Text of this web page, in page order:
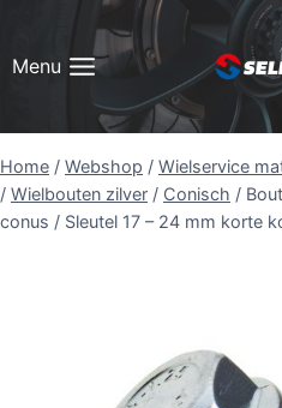
inhoud
Menu
Home / Webshop / Wielservice
/ Wielbouten zilver / Conisch /
conus / Sleutel 17 – 24 mm korte